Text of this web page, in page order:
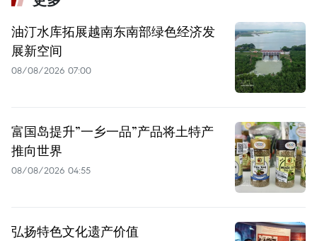
油汀水库拓展越南东南部绿色经济发
展新空间
08/08/2026 07:00
富国岛提升”一乡一品”产品将土特产
推向世界
08/08/2026 04:55
弘扬特色文化遗产价值